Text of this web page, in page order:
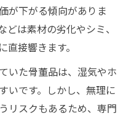
が下がる傾向がありま
は素材の劣化やシミ、
接響きます。
いた骨董品は、湿気やホ
いです。しかし、無理に
リスクもあるため、専門